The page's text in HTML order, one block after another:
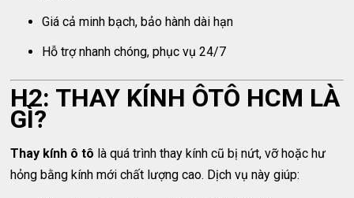
Giá cả minh bạch, bảo hành dài hạn
Hỗ trợ nhanh chóng, phục vụ 24/7
H2: THAY KÍNH ÔTÔ HCM LÀ
GÌ?
Thay kính ô tô là quá trình thay kính cũ bị nứt, vỡ hoặc hư
hỏng bằng kính mới chất lượng cao. Dịch vụ này giúp: